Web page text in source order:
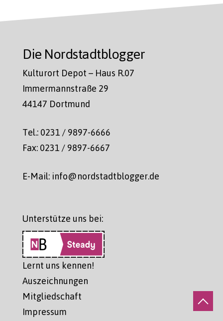
Die Nordstadtblogger
Kulturort Depot – Haus R.07
Immermannstraße 29
44147 Dortmund
Tel.: 0231 / 9897-6666
Fax: 0231 / 9897-6667
E-Mail: info@nordstadtblogger.de
Unterstütze uns bei:
Lernt uns kennen!
Auszeichnungen
Mitgliedschaft
Impressum